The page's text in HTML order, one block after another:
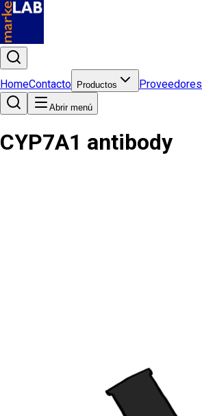
HomeContacto Productos Proveedores
Abrir menú
CYP7A1 antibody